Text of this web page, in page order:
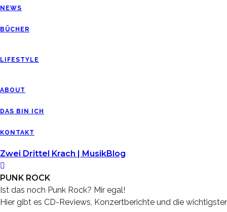
NEWS
BÜCHER
LIFESTYLE
ABOUT
DAS BIN ICH
KONTAKT
Zwei Drittel Krach | MusikBlog
PUNK ROCK
Ist das noch Punk Rock? Mir egal!
Hier gibt es CD-Reviews, Konzertberichte und die